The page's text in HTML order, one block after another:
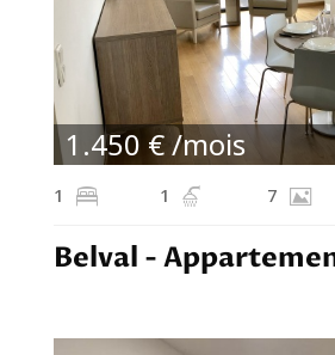
1 1 7
1.450 € /mois